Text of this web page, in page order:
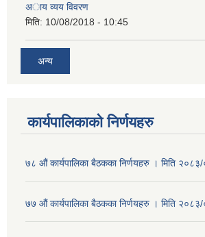
अाय व्यय विवरण
मिति: 10/08/2018 - 10:45
अन्य
कार्यपालिकाको निर्णयहरु
७८ औं कार्यपालिका बैठकका निर्णयहरु । मिति २०८३/
७७ औं कार्यपालिका बैठकका निर्णयहरु । मिति